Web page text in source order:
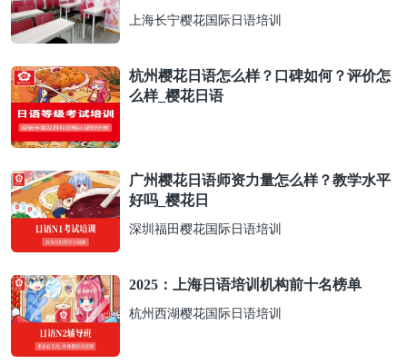
上海长宁樱花国际日语培训
杭州樱花日语怎么样？口碑如何？评价怎
么样_樱花日语
广州樱花日语师资力量怎么样？教学水平
好吗_樱花日
深圳福田樱花国际日语培训
2025：上海日语培训机构前十名榜单
杭州西湖樱花国际日语培训